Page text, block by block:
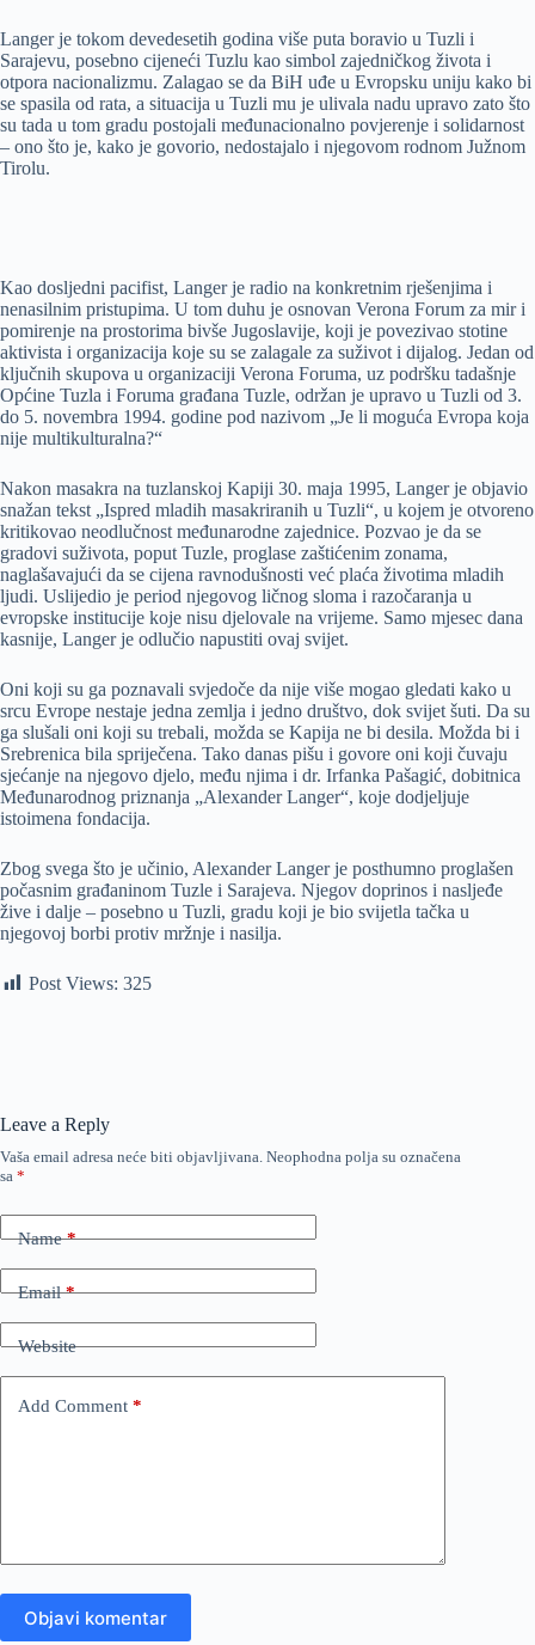
Langer je tokom devedesetih godina više puta boravio u Tuzli i
Sarajevu, posebno cijeneći Tuzlu kao simbol zajedničkog života i
otpora nacionalizmu. Zalagao se da BiH uđe u Evropsku uniju kako bi
se spasila od rata, a situacija u Tuzli mu je ulivala nadu upravo zato što
su tada u tom gradu postojali međunacionalno povjerenje i solidarnost
– ono što je, kako je govorio, nedostajalo i njegovom rodnom Južnom
Tirolu.
Kao dosljedni pacifist, Langer je radio na konkretnim rješenjima i
nenasilnim pristupima. U tom duhu je osnovan Verona Forum za mir i
pomirenje na prostorima bivše Jugoslavije, koji je povezivao stotine
aktivista i organizacija koje su se zalagale za suživot i dijalog. Jedan od
ključnih skupova u organizaciji Verona Foruma, uz podršku tadašnje
Općine Tuzla i Foruma građana Tuzle, održan je upravo u Tuzli od 3.
do 5. novembra 1994. godine pod nazivom „Je li moguća Evropa koja
nije multikulturalna?“
Nakon masakra na tuzlanskoj Kapiji 30. maja 1995, Langer je objavio
snažan tekst „Ispred mladih masakriranih u Tuzli“, u kojem je otvoreno
kritikovao neodlučnost međunarodne zajednice. Pozvao je da se
gradovi suživota, poput Tuzle, proglase zaštićenim zonama,
naglašavajući da se cijena ravnodušnosti već plaća životima mladih
ljudi. Uslijedio je period njegovog ličnog sloma i razočaranja u
evropske institucije koje nisu djelovale na vrijeme. Samo mjesec dana
kasnije, Langer je odlučio napustiti ovaj svijet.
Oni koji su ga poznavali svjedoče da nije više mogao gledati kako u
srcu Evrope nestaje jedna zemlja i jedno društvo, dok svijet šuti. Da su
ga slušali oni koji su trebali, možda se Kapija ne bi desila. Možda bi i
Srebrenica bila spriječena. Tako danas pišu i govore oni koji čuvaju
sjećanje na njegovo djelo, među njima i dr. Irfanka Pašagić, dobitnica
Međunarodnog priznanja „Alexander Langer“, koje dodjeljuje
istoimena fondacija.
Zbog svega što je učinio, Alexander Langer je posthumno proglašen
počasnim građaninom Tuzle i Sarajeva. Njegov doprinos i nasljeđe
žive i dalje – posebno u Tuzli, gradu koji je bio svijetla tačka u
njegovoj borbi protiv mržnje i nasilja.
Post Views: 325
Leave a Reply
Vaša email adresa neće biti objavljivana. Neophodna polja su označena
sa *
Name*
Email*
Website
Add Comment *
Objavi komentar